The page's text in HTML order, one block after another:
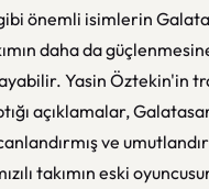
önemli isimlerin
daha da
Yasin Öztekin'in
açıklamalar,
ve
takımın eski